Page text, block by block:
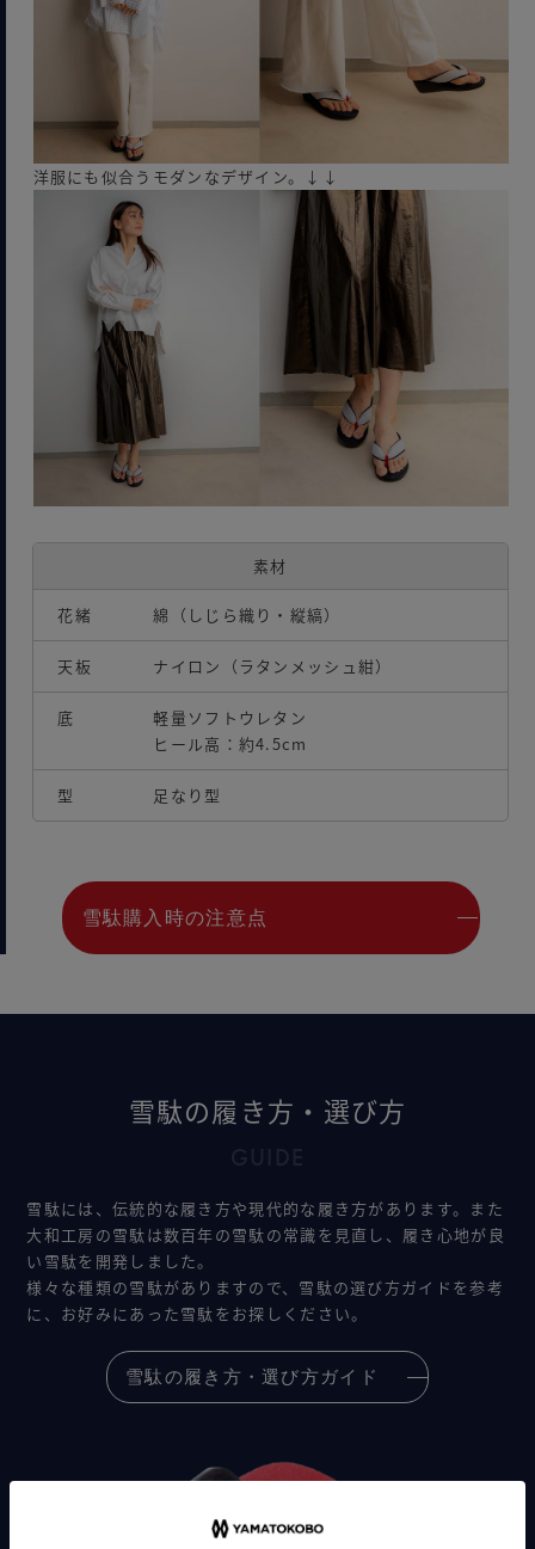
洋服にも似合うモダンなデザイン。↓↓
素材
花緒 綿（しじら織り・縦縞）
天板 ナイロン（ラタンメッシュ紺）
底
軽量ソフトウレタン
ヒール高：約4.5cm
型 足なり型
雪駄購入時の注意点
雪駄の履き方・選び方
雪駄には、伝統的な履き方や現代的な履き方があります。また
大和工房の雪駄は数百年の雪駄の常識を見直し、履き心地が良
い雪駄を開発しました。
様々な種類の雪駄がありますので、雪駄の選び方ガイドを参考
に、お好みにあった雪駄をお探しください。
雪駄の履き方・選び方ガイド